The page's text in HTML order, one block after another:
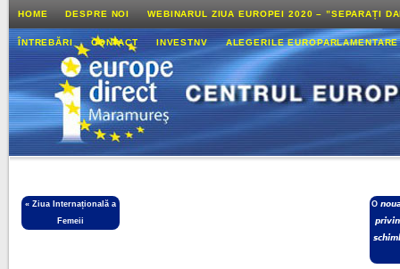
HOME DESPRE NOI WEBINARUL ZIUA EUROPEI 2020 – ”SEPARAȚI
ÎNTREBĂRI CONTACT INVESTNV ALEGERILE
«Ziua Internațională a
Femeii
O